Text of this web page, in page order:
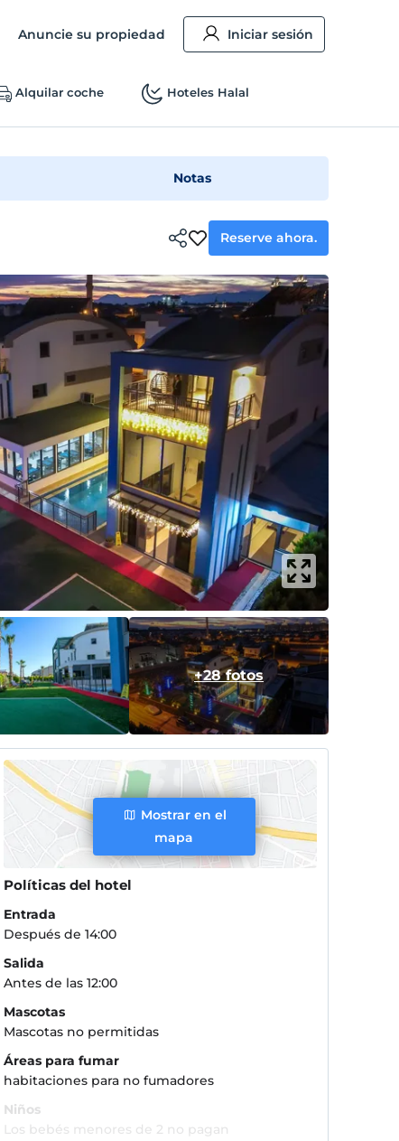
Anuncie su propiedad Iniciar sesión
Alquilar coche Hoteles Halal
Notas
Reserve ahora.
+28 fotos
Mostrar en el
mapa
Políticas del hotel
Entrada
Después de 14:00
Salida
Antes de las 12:00
Mascotas
Mascotas no permitidas
Áreas para fumar
habitaciones para no fumadores
Niños
Los bebés menores de 2 no pagan